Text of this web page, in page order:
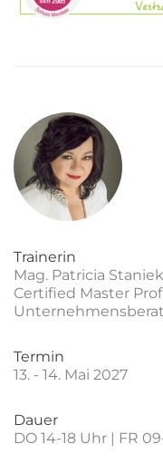
Trainerin
Mag. Patricia
Certified Master
Termin
13. - 14. Mai 2027
Dauer
DO 14-18 Uhr | FR